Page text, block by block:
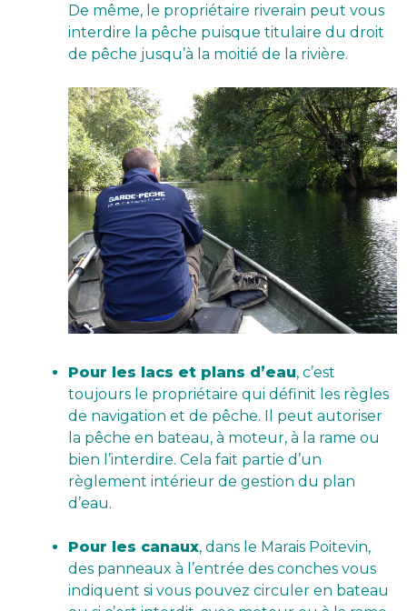
De même, le propriétaire riverain peut vous
interdire la pêche puisque titulaire du droit
de pêche jusqu’à la moitié de la rivière.
Pour les lacs et plans d’eau, c’est
toujours le propriétaire qui définit les règles
de navigation et de pêche. Il peut autoriser
la pêche en bateau, à moteur, à la rame ou
bien l’interdire. Cela fait partie d’un
règlement intérieur de gestion du plan
d’eau.
Pour les canaux, dans le Marais Poitevin,
des panneaux à l’entrée des conches vous
indiquent si vous pouvez circuler en bateau